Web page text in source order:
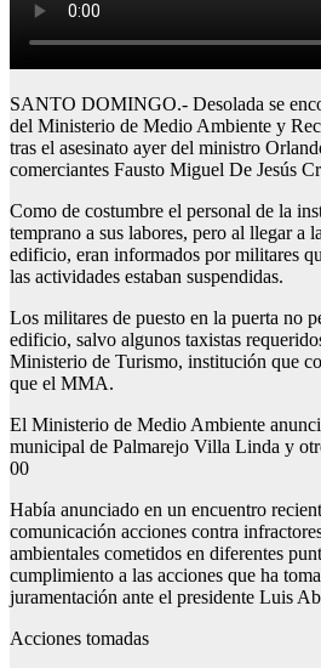
SANTO DOMINGO.- Desolada se
del Ministerio de Medio Ambiente y
tras el asesinato ayer del ministro
comerciantes Fausto Miguel De Jesús
Como de costumbre el personal de la
temprano a sus labores, pero al llegar a
edificio, eran informados por militares
las actividades estaban suspendidas.
Los militares de puesto en la puerta no
edificio, salvo algunos taxistas
Ministerio de Turismo, institución que
que el MMA.
El Ministerio de Medio Ambiente
municipal de Palmarejo Villa Linda y
00
Había anunciado en un encuentro
comunicación acciones contra
ambientales cometidos en diferentes
cumplimiento a las acciones que ha
juramentación ante el presidente Luis
Acciones tomadas